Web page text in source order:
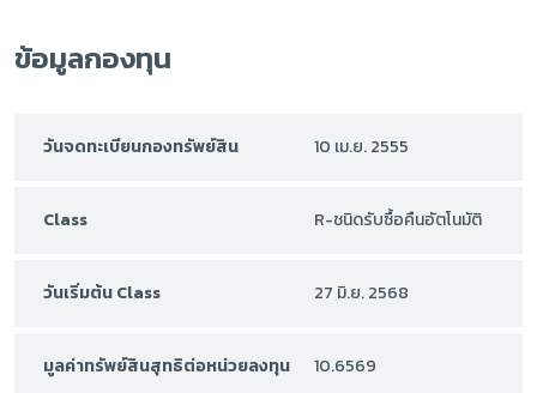
ข้อมูลกองทุน
วันจดทะเบียนกองทรัพย์สิน 10 เม.ย. 2555
Class R-ชนิดรับซื้อคืนอัตโนมัติ
วันเริ่มต้น Class 27 มิ.ย. 2568
มูลค่าทรัพย์สินสุทธิต่อหน่วยลงทุน 10.6569